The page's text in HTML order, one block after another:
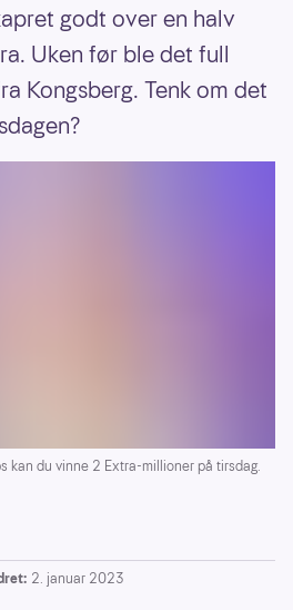
godt over en halv
Uken før ble det full
Kongsberg. Tenk om det
kan du vinne 2 Extra-millioner på tirsdag.
2. januar 2023